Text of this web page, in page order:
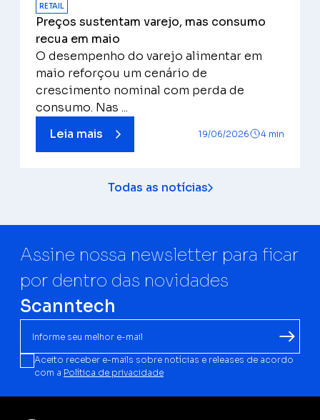
RETAIL
Preços sustentam varejo, mas consumo
recua em maio
O desempenho do varejo alimentar em
maio reforçou um cenário de
crescimento nominal com perda de
consumo. Nas ...
Leia mais
19/06/2026 4 min
Todas as notícias
Assine nossa newsletter para ficar
por dentro das novidades
Scanntech
Aceito receber e-mails sobre notícias e releases de acordo
com a Política de privacidade